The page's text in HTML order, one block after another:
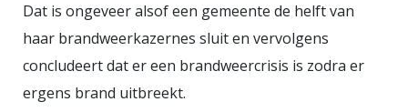
Dat is ongeveer alsof een gemeente de helft van
haar brandweerkazernes sluit en vervolgens
concludeert dat er een brandweercrisis is zodra er
ergens brand uitbreekt.